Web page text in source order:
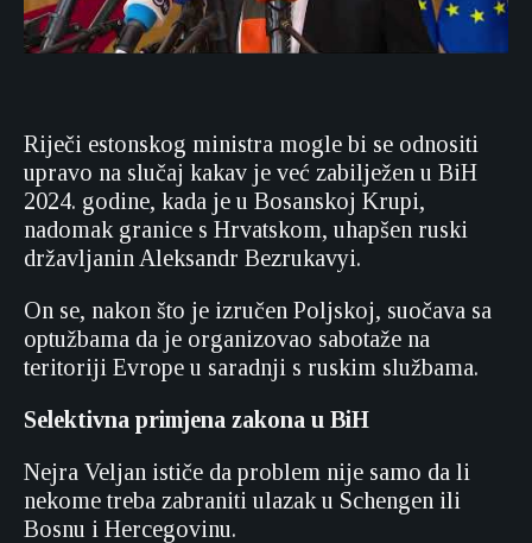
Riječi estonskog ministra mogle bi se odnositi
upravo na slučaj kakav je već zabilježen u BiH
2024. godine, kada je u Bosanskoj Krupi,
nadomak granice s Hrvatskom, uhapšen ruski
državljanin Aleksandr Bezrukavyi.
On se, nakon što je izručen Poljskoj, suočava sa
optužbama da je organizovao sabotaže na
teritoriji Evrope u saradnji s ruskim službama.
Selektivna primjena zakona u BiH
Nejra Veljan ističe da problem nije samo da li
nekome treba zabraniti ulazak u Schengen ili
Bosnu i Hercegovinu.